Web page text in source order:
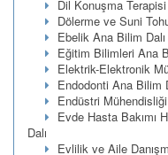
Dil Konuşma
Dölerme ve Suni
Ebelik Ana Bilim Dalı
Eğitim Bilimleri Ana
Elektrik-Elektronik
Endodonti Ana Bilim
Endüstri
Evde Hasta Bakımı
Dalı
Evlilik ve Aile